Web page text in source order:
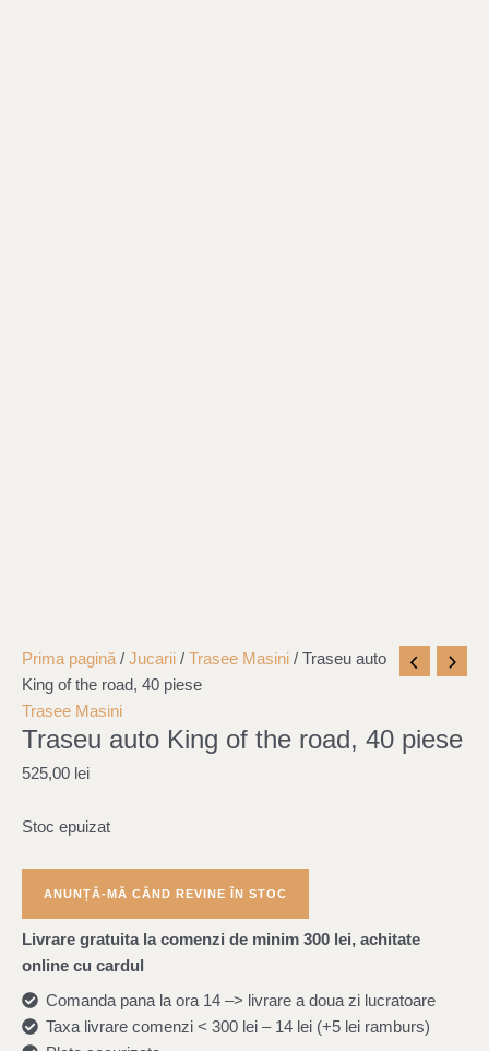
Prima pagină / Jucarii / Trasee Masini / Traseu auto
King of the road, 40 piese
Trasee Masini
Traseu auto King of the road, 40 piese
525,00 lei
Stoc epuizat
Livrare gratuita la comenzi de minim 300 lei, achitate
online cu cardul
Comanda pana la ora 14 –> livrare a doua zi lucratoare
Taxa livrare comenzi < 300 lei – 14 lei (+5 lei ramburs)